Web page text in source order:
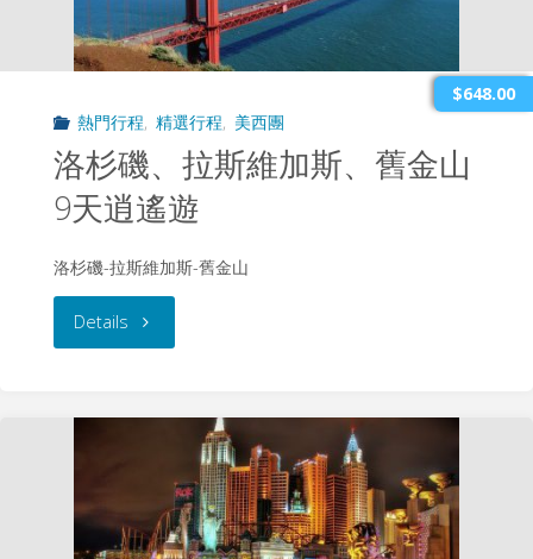
山、
優
勝
美
地
4
日
$648.00
熱門行程, 精選行程, 美西團
洛杉磯、拉斯維加斯、舊金山
9天逍遙遊
洛杉磯-拉斯維加斯-舊金山
Details "洛
磯、
斯